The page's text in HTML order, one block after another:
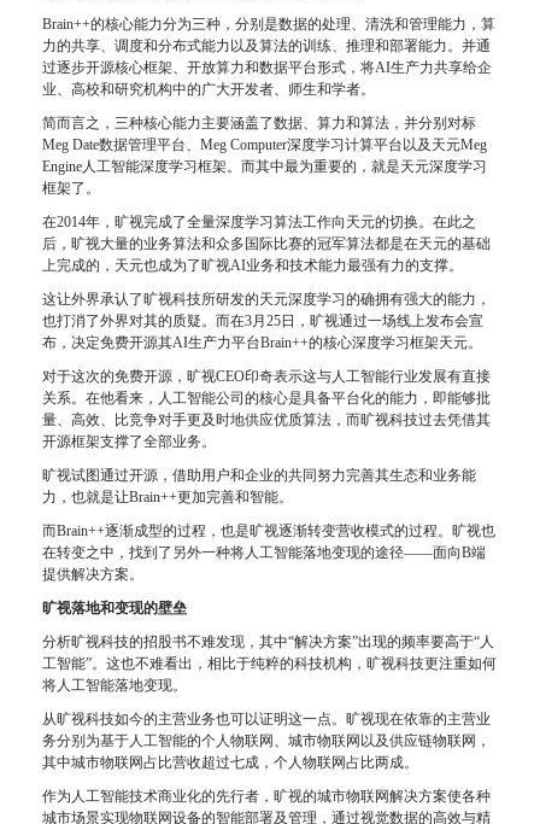
Brain++的核心能力分为三种，分别是数据的处理、清洗和管理能力，算
力的共享、调度和分布式能力以及算法的训练、推理和部署能力。并通
过逐步开源核心框架、开放算力和数据平台形式，将AI生产力共享给企
业、高校和研究机构中的广大开发者、师生和学者。
简而言之，三种核心能力主要涵盖了数据、算力和算法，并分别对标
Meg Date数据管理平台、Meg Computer深度学习计算平台以及天元Meg
Engine人工智能深度学习框架。而其中最为重要的，就是天元深度学习
框架了。
在2014年，旷视完成了全量深度学习算法工作向天元的切换。在此之
后，旷视大量的业务算法和众多国际比赛的冠军算法都是在天元的基础
上完成的，天元也成为了旷视AI业务和技术能力最强有力的支撑。
这让外界承认了旷视科技所研发的天元深度学习的确拥有强大的能力，
也打消了外界对其的质疑。而在3月25日，旷视通过一场线上发布会宣
布，决定免费开源其AI生产力平台Brain++的核心深度学习框架天元。
对于这次的免费开源，旷视CEO印奇表示这与人工智能行业发展有直接
关系。在他看来，人工智能公司的核心是具备平台化的能力，即能够批
量、高效、比竞争对手更及时地供应优质算法，而旷视科技过去凭借其
开源框架支撑了全部业务。
旷视试图通过开源，借助用户和企业的共同努力完善其生态和业务能
力，也就是让Brain++更加完善和智能。
而Brain++逐渐成型的过程，也是旷视逐渐转变营收模式的过程。旷视也
在转变之中，找到了另外一种将人工智能落地变现的途径——面向B端
提供解决方案。
旷视落地和变现的壁垒
分析旷视科技的招股书不难发现，其中“解决方案”出现的频率要高于“人
工智能”。这也不难看出，相比于纯粹的科技机构，旷视科技更注重如何
将人工智能落地变现。
从旷视科技如今的主营业务也可以证明这一点。旷视现在依靠的主营业
务分别为基于人工智能的个人物联网、城市物联网以及供应链物联网，
其中城市物联网占比营收超过七成，个人物联网占比两成。
作为人工智能技术商业化的先行者，旷视的城市物联网解决方案使各种
城市场景实现物联网设备的智能部署及管理，通过视觉数据的高效与精